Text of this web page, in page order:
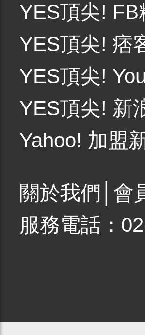
YES頂尖! FB
YES頂尖! 痞
YES頂尖!
YES頂尖! 新
Yahoo! 加盟
關於我們
會
服務電話：